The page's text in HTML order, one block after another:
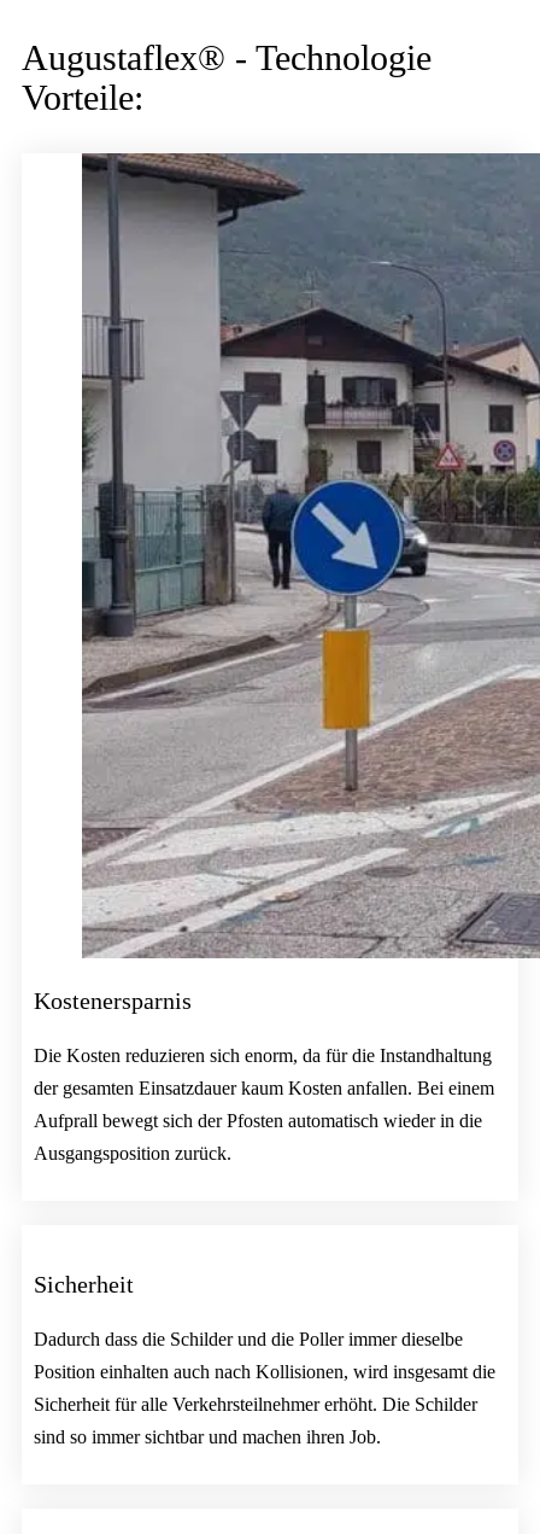
Augustaflex® - Technologie
Vorteile:
Kostenersparnis
Die Kosten reduzieren sich enorm, da für die Instandhaltung
der gesamten Einsatzdauer kaum Kosten anfallen. Bei einem
Aufprall bewegt sich der Pfosten automatisch wieder in die
Ausgangsposition zurück.
Sicherheit
Dadurch dass die Schilder und die Poller immer dieselbe
Position einhalten auch nach Kollisionen, wird insgesamt die
Sicherheit für alle Verkehrsteilnehmer erhöht. Die Schilder
sind so immer sichtbar und machen ihren Job.